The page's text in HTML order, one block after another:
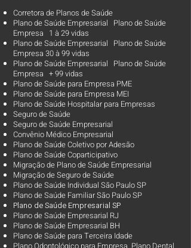
Corretora de Planos de Saúde
Plano de Saúde Empresarial Plano de Saúde
Empresa 1 à 29 vidas
Plano de Saúde Empresarial Plano de Saúde
Empresa 30 à 99 vidas ​
Plano de Saúde Empresarial Plano de Saúde
Empresa + 99 vidas
Plano de Saúde para Empresa PME
Plano de Saúde para Empresa MEI
Plano de Saúde Hospitalar para Empresas
Seguro de Saúde
Seguro de Saúde Empresarial
Convênio Médico Empresarial
Plano de Saúde Coletivo por Adesão
Plano de Saúde Coparticipativo
Migração de Plano de Saúde Empresarial
Migração de Seguro de Saúde
Plano de Saúde Individual São Paulo SP
Plano de Saúde Familiar São Paulo SP
Plano de Saúde Empresarial SP
Plano de Saúde Empresarial RJ
Plano de Saúde Empresarial BH
Plano de Saúde para Terceira Idade